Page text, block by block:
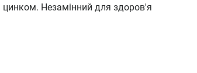
цинком. Незамінний для здоров'я